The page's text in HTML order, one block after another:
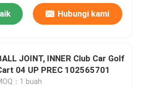
Hubungi kami
JOINT, INNER Club Car Golf
04 UP PREC 102565701
：1 buah